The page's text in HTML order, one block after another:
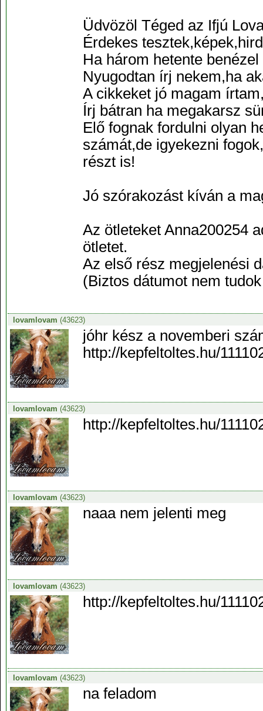
Üdvözöl Téged az Ifjú
Érdekes
Ha három hetente
Nyugodtan írj nekem,ha
A cikkeket jó magam
Írj bátran ha megakarsz
Elő fognak fordulni olyan
számát,de igyekezni
részt is!
Jó szórakozást kíván a
Az ötleteket Anna200254
ötletet.
Az első rész megjelenési
(Biztos dátumot nem
lovamlovam (43623)
jóhr kész a novemberi
http://kepfeltoltes.hu/
lovamlovam (43623)
http://kepfeltoltes.hu/
lovamlovam (43623)
naaa nem jelenti meg
lovamlovam (43623)
http://kepfeltoltes.hu/
lovamlovam (43623)
na feladom